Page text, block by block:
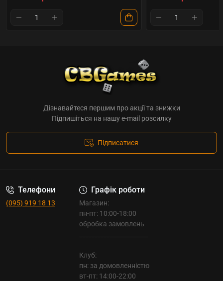
Дізнавайтеся першим про акції та знижки
Підпишіться на нашу e-mail розсилку
Підписатися
Телефони
(095) 919 18 13
Графік роботи
Магазин:
пн-пт: 10:00-18:00
обробка замовлень
Клуб:
пн: за домовленністю
вт-пт: 14:00-22:00